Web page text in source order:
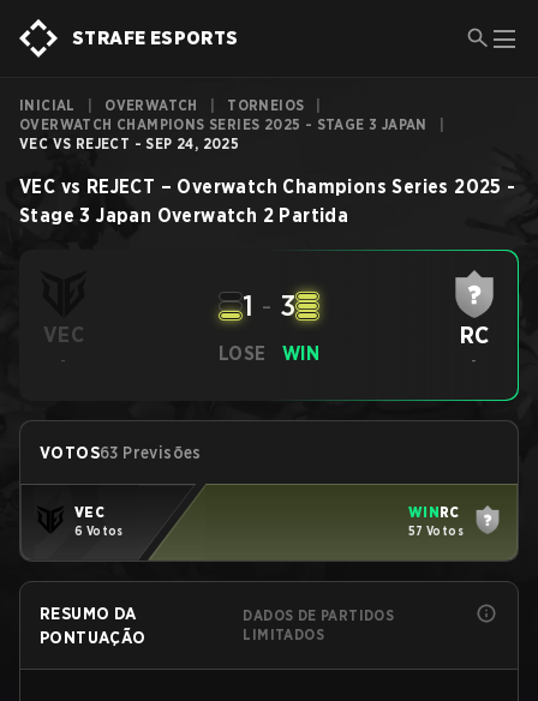
STRAFE ESPORTS
INICIAL OVERWATCH TORNEIOS
OVERWATCH CHAMPIONS SERIES 2025 - STAGE 3 JAPAN
VEC VS REJECT - SEP 24, 2025
VEC vs REJECT – Overwatch Champions Series 2025 -
Stage 3 Japan Overwatch 2 Partida
VEC
- LOSE
1 - 3
WIN
RC
-
VOTOS63 Previsões
VEC
6 Votos
WINRC
57 Votos
RESUMO DA
PONTUAÇÃO
DADOS DE PARTIDOS
LIMITADOS